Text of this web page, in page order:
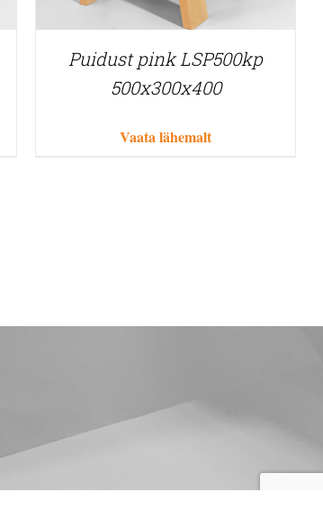
Puidust pink LSP500kp
500x300x400
Vaata lähemalt